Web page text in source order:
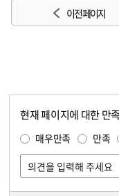
이전 페이지
현재 페이지에 대한 만
매우만족 만족